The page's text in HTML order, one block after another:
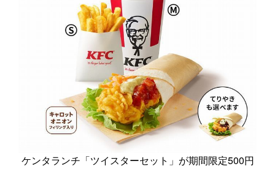
ケンタランチ「ツイスターセット」が期間限定500円